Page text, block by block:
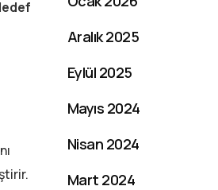
Aralık 2025
Eylül 2025
Mayıs 2024
Nisan 2024
Mart 2024